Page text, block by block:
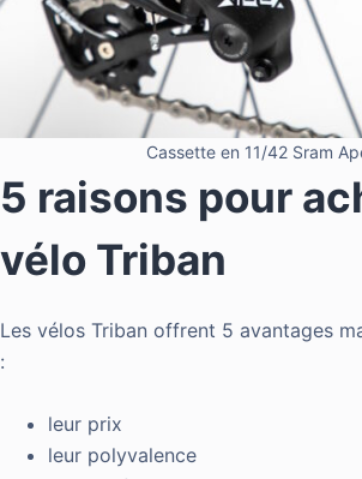
Cassette en 11/42 Sram
5 raisons pour
vélo Triban
Les vélos Triban offrent 5 avantages
:
leur prix
leur polyvalence